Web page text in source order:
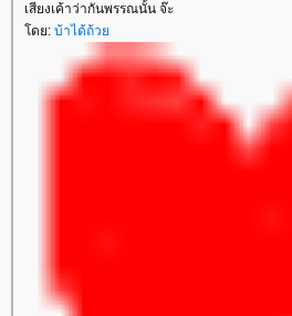
เสียงเค้าว่ากันพรรณนั้น จ๊ะ
ดย: บ้าได้ถ้ว